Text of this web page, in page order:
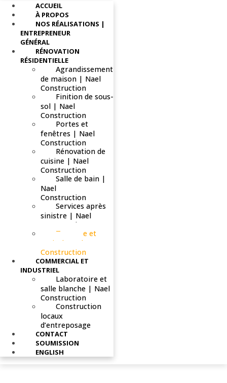
ACCUEIL
À PROPOS
NOS RÉALISATIONS |
ENTREPRENEUR
GÉNÉRAL
RÉNOVATION
RÉSIDENTIELLE
Agrandissement
de maison | Nael
Construction
Finition de sous-
sol | Nael
Construction
Portes et
fenêtres | Nael
Construction
Rénovation de
cuisine | Nael
Construction
Salle de bain |
Nael
Construction
Services après
sinistre | Nael
Construction
Terrasse et
patio | Nael
Construction
COMMERCIAL ET
INDUSTRIEL
Laboratoire et
salle blanche | Nael
Construction
Construction
locaux
d’entreposage
CONTACT
SOUMISSION
ENGLISH